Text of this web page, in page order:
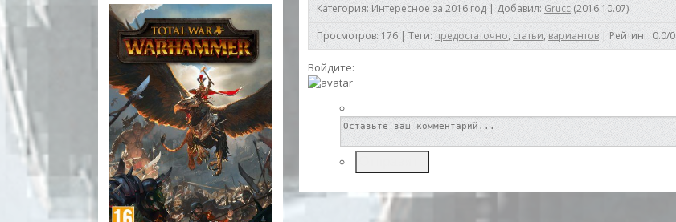
Категория: Интересное за 2016 год | Добавил: Grucc (2016.10.07)
Просмотров: 176 | Теги: предостаточно, статьи, вариантов | Рейтинг: 0.0/0
Войдите: